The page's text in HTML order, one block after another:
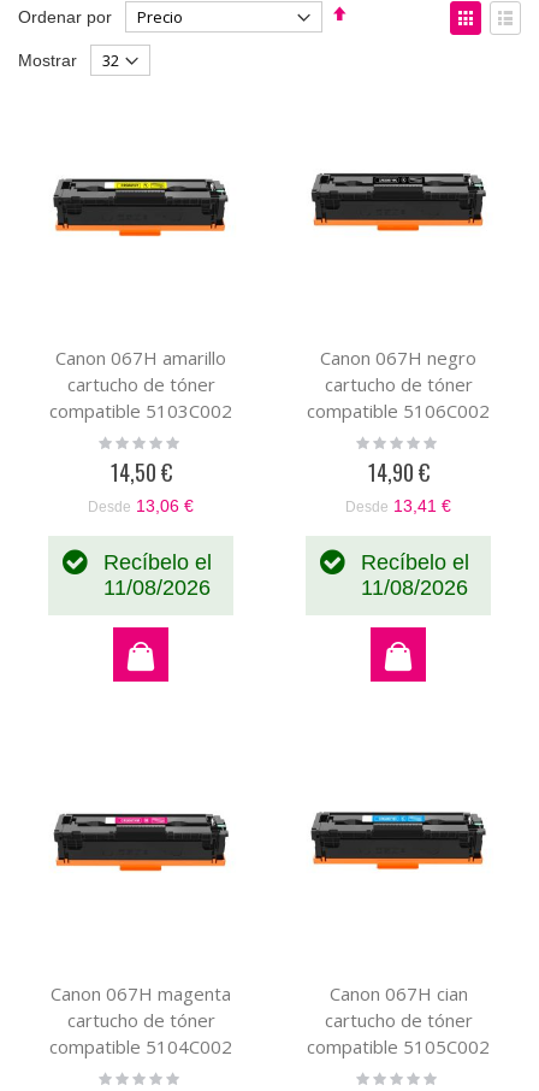
Ordenar por
Fijar
Ver
como
Mostrar
Canon 067H amarillo
cartucho de tóner
compatible 5103C002
Rating:
14,50 €
Desde 13,06 €
Recíbelo el
11/08/2026
Canon 067H negro
cartucho de tóner
compatible 5106C002
Rating:
14,90 €
Desde 13,41 €
Recíbelo el
11/08/2026
Canon 067H magenta
cartucho de tóner
compatible 5104C002
Rating:
Canon 067H cian
cartucho de tóner
compatible 5105C002
Rating: